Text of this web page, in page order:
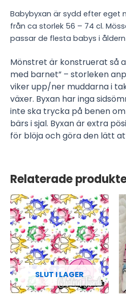
Babybyxan är sydd efter eget
från ca storlek 56 – 74 cl.
passar de flesta babys i
Mönstret är konstruerat så
med barnet” – storleken
viker upp/ner muddarna i
växer. Byxan har inga
inte ska trycka på benen
bärs i sjal. Byxan är extra
för blöja och göra den lätt
Relaterade
SLUT I LAGER